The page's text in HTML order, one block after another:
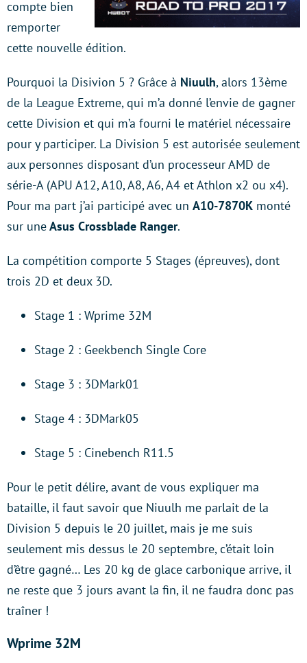
compte bien
remporter
cette nouvelle édition.
Pourquoi la Disivion 5 ? Grâce à Niuulh, alors 13ème
de la League Extreme, qui m’a donné l’envie de gagner
cette Division et qui m’a fourni le matériel nécessaire
pour y participer. La Division 5 est autorisée seulement
aux personnes disposant d’un processeur AMD de
série-A (APU A12, A10, A8, A6, A4 et Athlon x2 ou x4).
Pour ma part j’ai participé avec un A10-7870K monté
sur uneAsus Crossblade Ranger.
La compétition comporte 5 Stages (épreuves), dont
trois 2D et deux 3D.
Stage 1 : Wprime 32M
Stage 2 : Geekbench Single Core
Stage 3 : 3DMark01
Stage 4 : 3DMark05
Stage 5 : Cinebench R11.5
Pour le petit délire, avant de vous expliquer ma
bataille, il faut savoir que Niuulh me parlait de la
Division 5 depuis le 20 juillet, mais je me suis
seulement mis dessus le 20 septembre, c’était loin
d’être gagné… Les 20 kg de glace carbonique arrive, il
ne reste que 3 jours avant la fin, il ne faudra donc pas
traîner !
Wprime 32M